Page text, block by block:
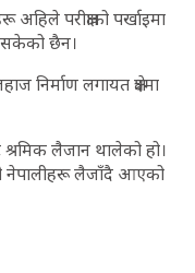
परीक्षाको पर्खाइमा
छैन।
निर्माण लगायत क्षेत्रमा
लैजान थालेको हो।
नेपालीहरू लैजाँदै आएको